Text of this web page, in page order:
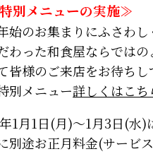
別メニューの実施≫
始のお集まりにふさわし
わった和食屋ならでは
皆様のご来店をお待ちし
別メニュー詳しくはこち
1月1日(月)～1月3日(水)
別途お正月料金(サービ